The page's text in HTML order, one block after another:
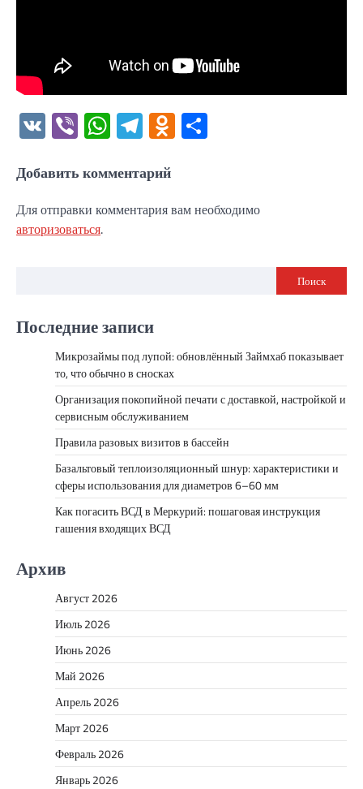
VK ViberWhatsApp
Telegram
Odnoklassniki
Добавить комментарий
Для отправки комментария вам необходимо
авторизоваться.
Поиск
Последние записи
Микрозаймы под лупой: обновлённый Займхаб показывает
то, что обычно в сносках
Организация покопийной печати с доставкой, настройкой и
сервисным обслуживанием
Правила разовых визитов в бассейн
Базальтовый теплоизоляционный шнур: характеристики и
сферы использования для диаметров 6–60 мм
Как погасить ВСД в Меркурий: пошаговая инструкция
гашения входящих ВСД
Архив
Август 2026
Июль 2026
Июнь 2026
Май 2026
Апрель 2026
Март 2026
Февраль 2026
Январь 2026